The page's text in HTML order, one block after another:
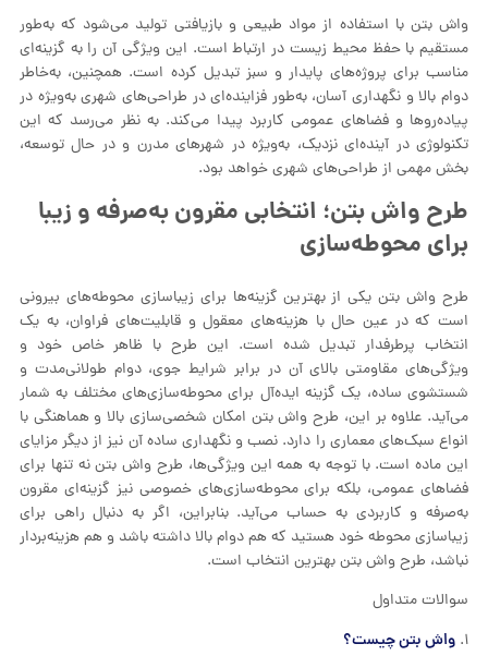
واش بتن با استفاده از مواد طبیعی و بازیافتی تولید می‌شود که به‌طور
مستقیم با حفظ محیط زیست در ارتباط است. این ویژگی آن را به گزینه‌ای
مناسب برای پروژه‌های پایدار و سبز تبدیل کرده است. همچنین، به‌خاطر
دوام بالا و نگهداری آسان، به‌طور فزاینده‌ای در طراحی‌های شهری به‌ویژه در
پیاده‌روها و فضاهای عمومی کاربرد پیدا می‌کند. به نظر می‌رسد که این
تکنولوژی در آینده‌ای نزدیک، به‌ویژه در شهرهای مدرن و در حال توسعه،
بخش مهمی از طراحی‌های شهری خواهد بود.
طرح‌ واش بتن؛ انتخابی مقرون به‌صرفه و زیبا
برای محوطه‌سازی
طرح‌ واش بتن یکی از بهترین گزینه‌ها برای زیباسازی محوطه‌های بیرونی
است که در عین حال با هزینه‌های معقول و قابلیت‌های فراوان، به یک
انتخاب پرطرفدار تبدیل شده است. این طرح با ظاهر خاص خود و
ویژگی‌های مقاومتی بالای آن در برابر شرایط جوی، دوام طولانی‌مدت و
شستشوی ساده، یک گزینه ایده‌آل برای محوطه‌سازی‌های مختلف به شمار
می‌آید. علاوه بر این، طرح‌ واش بتن امکان شخصی‌سازی بالا و هماهنگی با
انواع سبک‌های معماری را دارد. نصب و نگهداری ساده آن نیز از دیگر مزایای
این ماده است. با توجه به همه این ویژگی‌ها، طرح‌ واش بتن نه تنها برای
فضاهای عمومی، بلکه برای محوطه‌سازی‌های خصوصی نیز گزینه‌ای مقرون
به‌صرفه و کاربردی به حساب می‌آید. بنابراین، اگر به دنبال راهی برای
زیباسازی محوطه خود هستید که هم دوام بالا داشته باشد و هم هزینه‌بردار
نباشد، طرح‌ واش بتن بهترین انتخاب است.
سوالات متداول
۱. واش بتن چیست؟